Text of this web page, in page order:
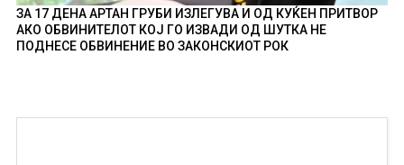
ЗА 17 ДЕНА АРТАН ГРУБИ ИЗЛЕГУВА И ОД КУЌЕН ПРИТВОР
АКО ОБВИНИТЕЛОТ КОЈ ГО ИЗВАДИ ОД ШУТКА НЕ
ПОДНЕСЕ ОБВИНЕНИЕ ВО ЗАКОНСКИОТ РОК